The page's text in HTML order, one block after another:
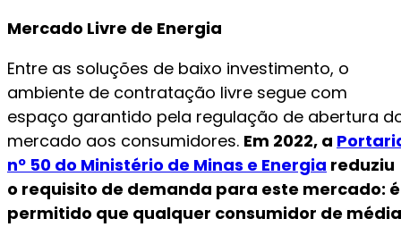
Mercado Livre de Energia
Entre as soluções de baixo investimento, o
ambiente de contratação livre segue com
espaço garantido pela regulação de abertura
mercado aos consumidores. Em 2022, a
nº 50 do Ministério de Minas e Energia reduziu
o requisito de demanda para este mercado: é
permitido que qualquer consumidor de média